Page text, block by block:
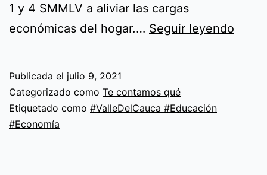
1 y 4 SMMLV a aliviar las cargas
económicas del hogar.… Seguir leyendo
Publicada el julio 9, 2021
Categorizado como Te contamos qué
Etiquetado como #ValleDelCauca #Educación
#Economía